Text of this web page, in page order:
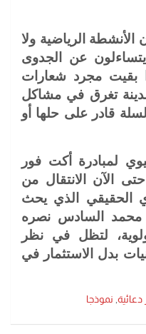
الرياضية ولا
عن الجدوى
بقيت مجرد شعارات
تغرق في مشاكل
قادر على حلها أو
لمبادرة أكت فور
الآن الانتقال من
الحقيقي الذي يحث
محمد السادس نصره
لتظل في نظر
بدل الاستثمار في
, نموذجا